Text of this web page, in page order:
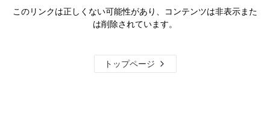
このリンクは正しくない可能性があり、コンテンツは非表示また
は削除されています。
トップページ